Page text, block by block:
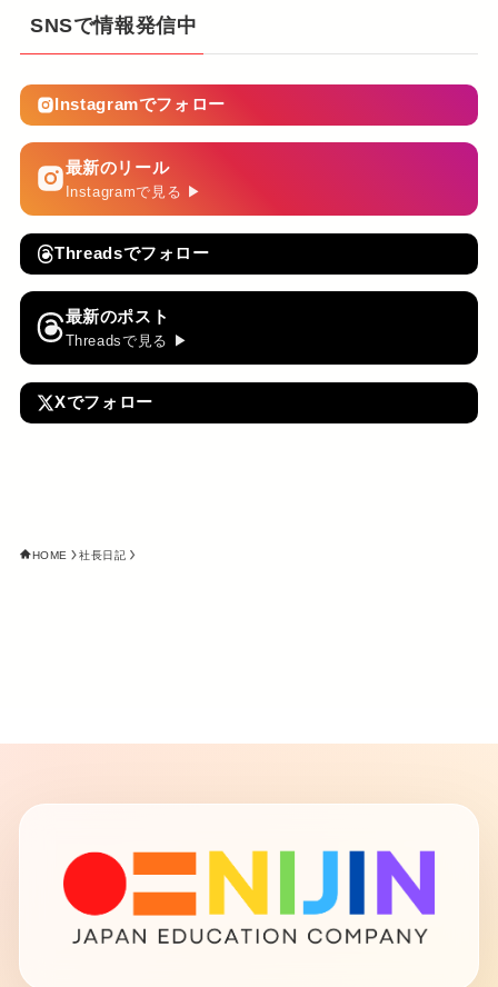
SNSで情報発信中
Instagramでフォロー
最新のリール
Instagramで見る ▶
Threadsでフォロー
最新のポスト
Threadsで見る ▶
Xでフォロー
HOME 社長日記